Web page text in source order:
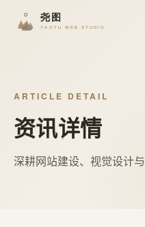
ARTICLE DETAIL
资讯详情
深耕网站建设、视觉设计